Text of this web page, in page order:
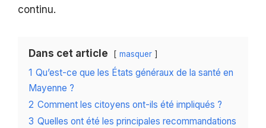
continu.
Dans cet article masquer
1 Qu’est-ce que les États généraux de la santé en
Mayenne ?
2 Comment les citoyens ont-ils été impliqués ?
3 Quelles ont été les principales recommandations